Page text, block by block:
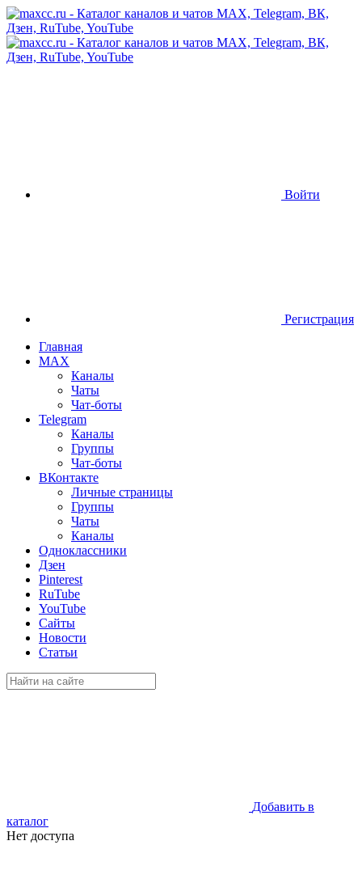
Войти
Регистрация
Главная
MAX
Каналы
Чаты
Чат-боты
Telegram
Каналы
Группы
Чат-боты
ВКонтакте
Личные страницы
Группы
Чаты
Каналы
Одноклассники
Дзен
Pinterest
RuTube
YouTube
Сайты
Новости
Статьи
Добавить в
каталог
Нет доступа